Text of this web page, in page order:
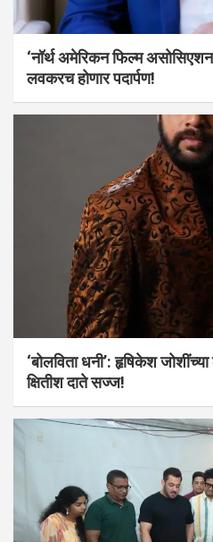
‘नॉर्थ अमेरिकन फिल्म
लवकरच होणार पदार्पण!
‘बोलविता धनी’: हृषिकेश
क्षितीश दाते सज्ज!